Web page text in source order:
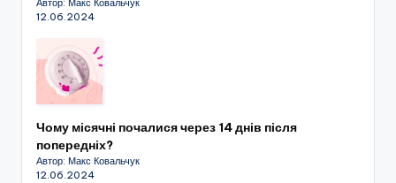
Автор: Макс Ковальчук
12.06.2024
Чому місячні почалися через 14 днів після
попередніх?
Автор: Макс Ковальчук
12.06.2024